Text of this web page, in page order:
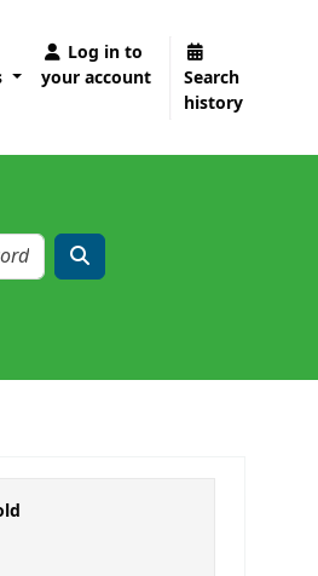
Log in to
your account
Search
history